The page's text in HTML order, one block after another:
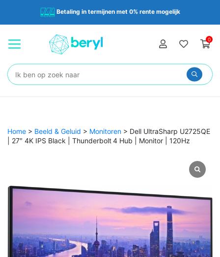
Betaling in termijnen met 0% rente mogelijk
0
Zoeken:
Home > Beeld & Geluid > Monitoren > Dell UltraSharp U2725QE
| 27″ 4K IPS Black | Thunderbolt 4 Hub | Monitor | 120Hz